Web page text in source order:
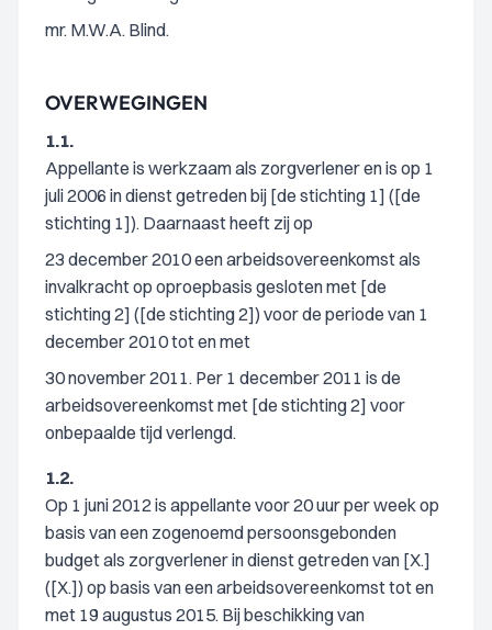
mr. M.W.A. Blind.
OVERWEGINGEN
1.1.
Appellante is werkzaam als zorgverlener en is op 1
juli 2006 in dienst getreden bij [de stichting 1] ([de
stichting 1]). Daarnaast heeft zij op
23 december 2010 een arbeidsovereenkomst als
invalkracht op oproepbasis gesloten met [de
stichting 2] ([de stichting 2]) voor de periode van 1
december 2010 tot en met
30 november 2011. Per 1 december 2011 is de
arbeidsovereenkomst met [de stichting 2] voor
onbepaalde tijd verlengd.
1.2.
Op 1 juni 2012 is appellante voor 20 uur per week op
basis van een zogenoemd persoonsgebonden
budget als zorgverlener in dienst getreden van [X.]
([X.]) op basis van een arbeidsovereenkomst tot en
met 19 augustus 2015. Bij beschikking van